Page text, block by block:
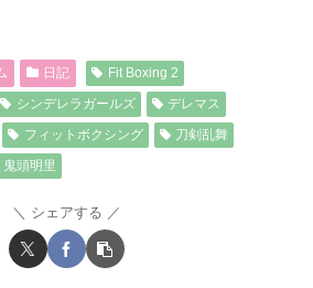
日記
Fit Boxing 2
シンデレラガールズ
デレマス
フィットボクシング
刀剣乱舞
鬼頭明里
シェアする